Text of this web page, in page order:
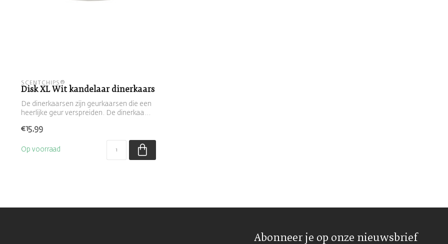
SCENTCHIPS®
Disk XL Wit kandelaar dinerkaars
De dinerkaarsen zijn geurkaarsen die een
heerlijke geur verspreiden. De dinerkaa...
€15,99
Op voorraad
Abonneer je op onze nieuwsbrief